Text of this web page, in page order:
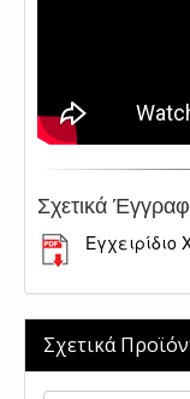
Σχετικά
Σχετικά